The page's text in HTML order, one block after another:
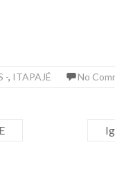
-, ITAPAJÉ No